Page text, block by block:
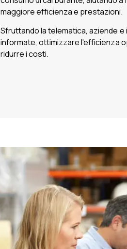
maggiore efficienza e prestazioni.
Sfruttando la telematica, aziende
informate, ottimizzare l'efficienza
ridurre i costi.